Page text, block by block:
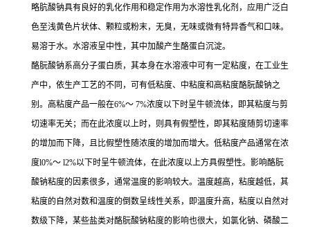
略肮酸钠具有良好的乳化作用和稳定作用为水溶性乳化剂，应用广泛白
色至浅黄色片状体、颗粒或粉末，无臭，无味或微有特异香气和口味。
易溶于水。水溶液呈中性，其中加酸产生酪蛋白沉淀。
酪朊酸钠系高分子蛋白质，其本身在水溶液中可有一定粘度，在工业生
产中，依生产工艺的不同，可有低粘度、中粘度和高粘度酪朊酸钠之
别。高粘度产品一般在6%～ 7%浓度以下时呈牛顿流体，即其粘度与剪
切速率无关；而在此浓度以上时，则具有假塑性，即其粘度随剪切速率
的增加而下降，且比假塑性随浓度的增加而增大。低粘度产品通常在浓
度l0%～ l2%以下时呈牛顿流体，在此浓度以上方具假塑性。影响酪朊
酸钠粘度的因素很多，通常温度的影响较大。温度越高，粘度越低，其
粘度的自然对数和温度的倒数呈线性关系，即温度升高，粘度以自然对
数级下降，某些盐类对酪朊酸钠粘度的影响也很大，如氯化钠、磷酸二